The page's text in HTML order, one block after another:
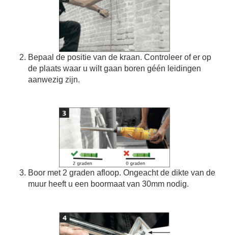
Bepaal de positie van de kraan. Controleer of er op
de plaats waar u wilt gaan boren géén leidingen
aanwezig zijn.
Boor met 2 graden afloop. Ongeacht de dikte van de
muur heeft u een boormaat van 30mm nodig.